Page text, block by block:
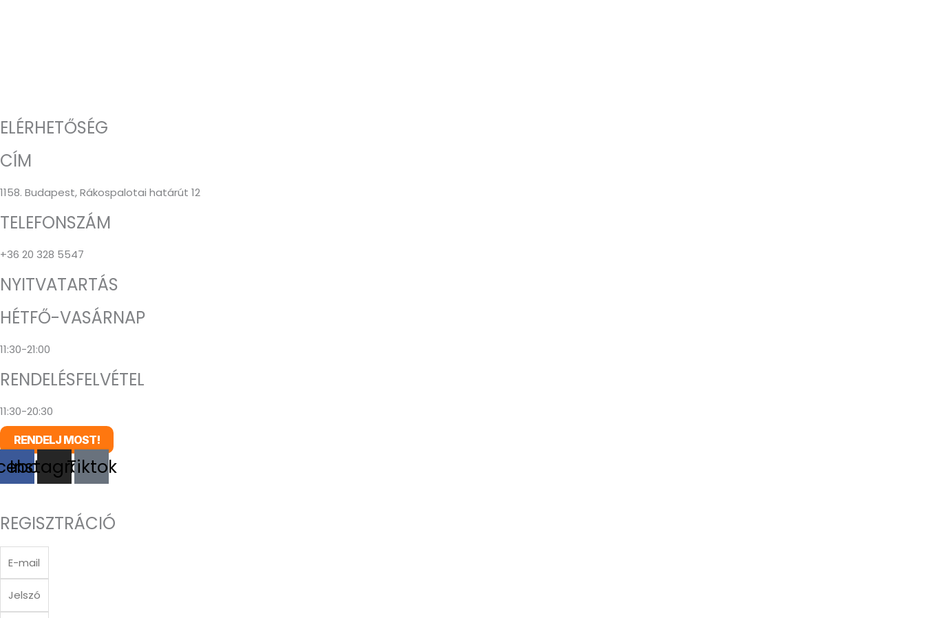
ELÉRHETŐSÉG
CÍM
1158. Budapest, Rákospalotai határút 12
TELEFONSZÁM
+36 20 328 5547
NYITVATARTÁS
HÉTFŐ-VASÁRNAP
11:30-21:00
RENDELÉSFELVÉTEL
11:30-20:30
RENDELJ MOST!
Instagram
Tiktok
REGISZTRÁCIÓ